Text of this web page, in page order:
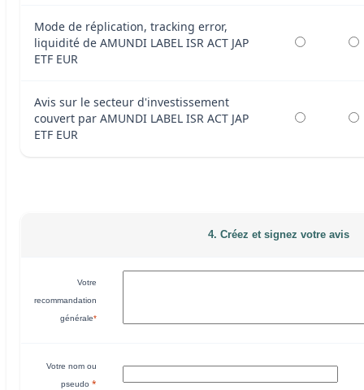
Mode de réplication, tracking error,
liquidité de AMUNDI LABEL ISR ACT JAP
ETF EUR
Avis sur le secteur d'investissement
couvert par AMUNDI LABEL ISR ACT JAP
ETF EUR
4. Créez et signez votre avis
Votre
recommandation
générale*
Votre nom ou
pseudo *